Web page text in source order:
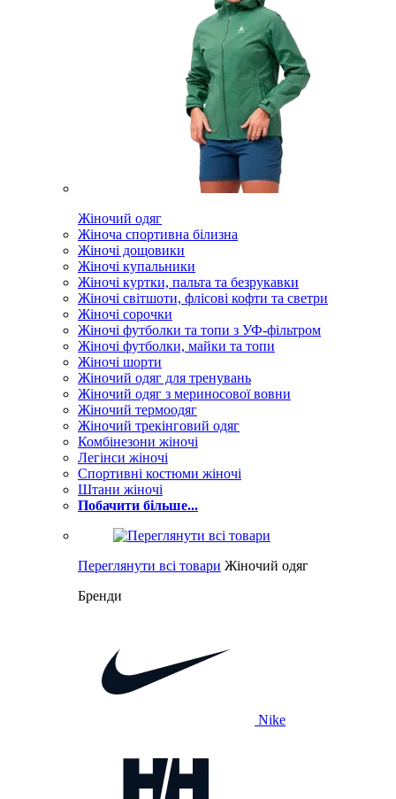
Жіночий одяг
Жіноча спортивна білизна
Жіночі дощовики
Жіночі купальники
Жіночі куртки, пальта та безрукавки
Жіночі світшоти, флісові кофти та светри
Жіночі сорочки
Жіночі футболки та топи з УФ-фільтром
Жіночі футболки, майки та топи
Жіночі шорти
Жіночий одяг для тренувань
Жіночий одяг з мериносової вовни
Жіночий термоодяг
Жіночий трекінговий одяг
Комбінезони жіночі
Легінси жіночі
Спортивні костюми жіночі
Штани жіночі
Побачити більше...
Переглянути всі товари Жіночий одяг
Бренди
Nike